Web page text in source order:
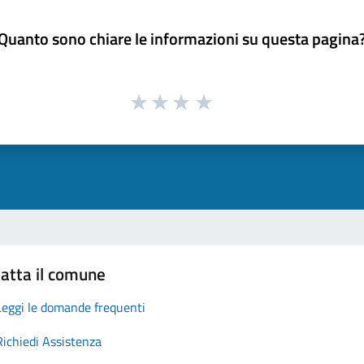
sono chiare le informazioni su questa
il comune
le domande frequenti
Assistenza